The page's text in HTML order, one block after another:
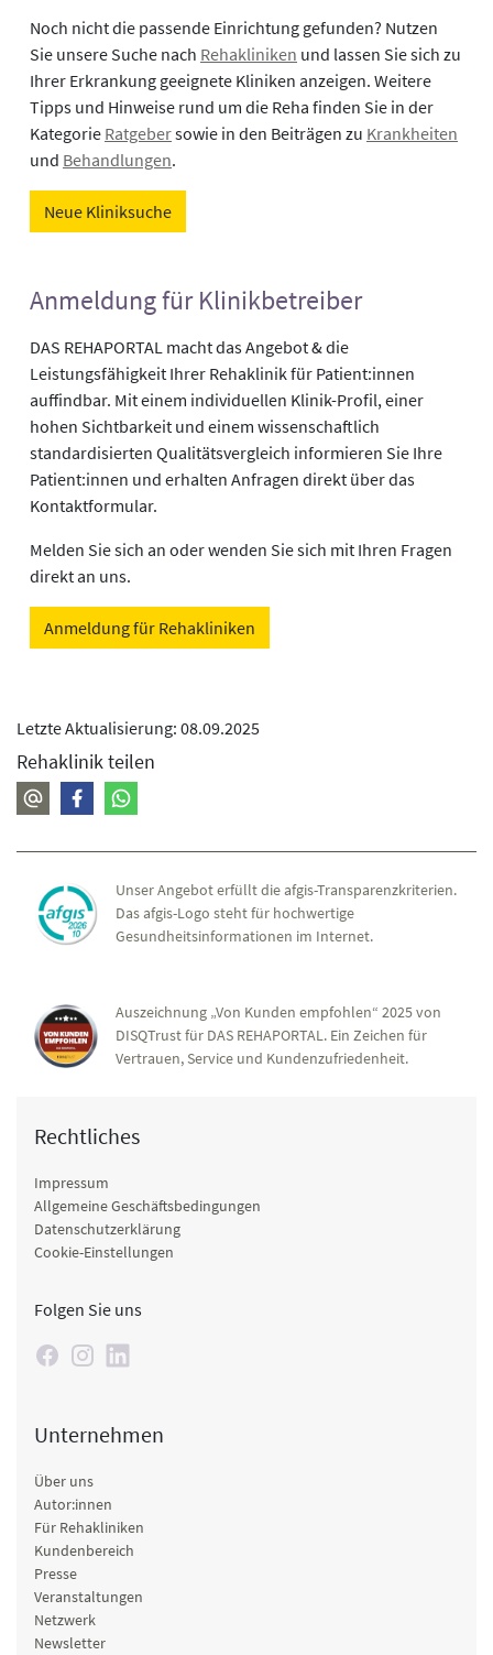
Noch nicht die passende Einrichtung gefunden? Nutzen
Sie unsere Suche nach Rehakliniken und lassen Sie sich zu
Ihrer Erkrankung geeignete Kliniken anzeigen. Weitere
Tipps und Hinweise rund um die Reha finden Sie in der
Kategorie Ratgebersowie in den Beiträgen zu Krankheiten
und Behandlungen.
Neue Kliniksuche
Anmeldung für Klinikbetreiber
DAS REHAPORTAL macht das Angebot & die
Leistungsfähigkeit Ihrer Rehaklinik für Patient:innen
auffindbar. Mit einem individuellen Klinik-Profil, einer
hohen Sichtbarkeit und einem wissenschaftlich
standardisierten Qualitätsvergleich informieren Sie Ihre
Patient:innen und erhalten Anfragen direkt über das
Kontaktformular.
Melden Sie sich an oder wenden Sie sich mit Ihren Fragen
direkt an uns.
Anmeldung für Rehakliniken
Letzte Aktualisierung: 08.09.2025
Rehaklinik teilen
Unser Angebot erfüllt die afgis-Transparenzkriterien.
Das afgis-Logo steht für hochwertige
Gesundheitsinformationen im Internet.
Auszeichnung „Von Kunden empfohlen“ 2025 von
DISQTrust für DAS REHAPORTAL. Ein Zeichen für
Vertrauen, Service und Kundenzufriedenheit.
Rechtliches
Impressum
Allgemeine Geschäftsbedingungen
Datenschutzerklärung
Cookie-Einstellungen
Folgen Sie uns
Unternehmen
Über uns
Autor:innen
Für Rehakliniken
Kundenbereich
Presse
Veranstaltungen
Netzwerk
Newsletter